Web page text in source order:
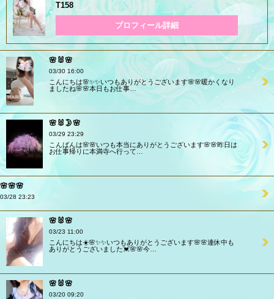
T158
プロフィール詳細
🌸🐰🌸
03/30 16:00
こんにちは🌸✨✨いつもありがとうございます🌸🌸暖かくなり
ましたね🌸🌸本日もお仕事…
🌸🐰🌛🌸
03/29 23:29
こんばんは🌸🌸いつも本当にありがとうございます🌸🌸昨日は
お仕事帰りに本満寺へ行って…
🌸🌸🌸
03/28 23:23
🌸🐰🌸
03/23 11:00
こんにちは☀️🌸✨✨いつもありがとうございます🌸🌸連休中も
ありがとうございました💓🌸🌸今…
🌸🐰🌸
03/20 09:20